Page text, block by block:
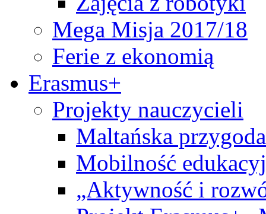
Mega Misja 2017/18
Ferie z ekonomią
Erasmus+
Projekty nauczycieli
Maltańska
Mobilność
„Aktywność i